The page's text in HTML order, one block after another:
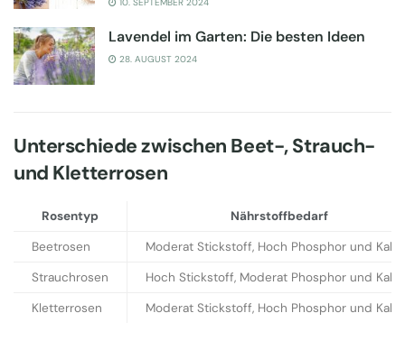
10. SEPTEMBER 2024
Lavendel im Garten: Die besten Ideen
28. AUGUST 2024
Unterschiede zwischen Beet-, Strauch-
und Kletterrosen
Rosentyp
Nährstoffbedarf
Beetrosen
Moderat Stickstoff, Hoch Phosphor und
Strauchrosen
Hoch Stickstoff, Moderat Phosphor und
Kletterrosen
Moderat Stickstoff, Hoch Phosphor und